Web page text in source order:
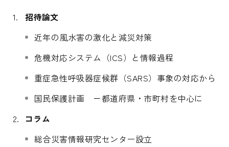
招待論文
近年の風水害の激化と減災対策
危機対応システム（ICS）と情報過程
重症急性呼吸器症候群（SARS）事象の対応から
国民保護計画 －都道府県・市町村を中心に
コラム
総合災害情報研究センター設立